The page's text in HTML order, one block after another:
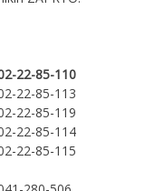
22-85-110
22-85-113
22-85-119
22-85-114
22-85-115